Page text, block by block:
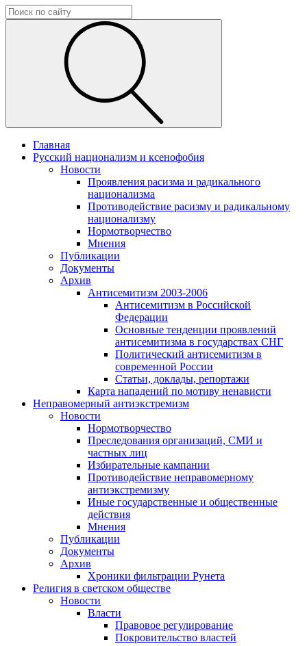
Главная
Русский национализм и ксенофобия
Новости
Проявления расизма и радикального
национализма
Противодействие расизму и радикальному
национализму
Нормотворчество
Мнения
Публикации
Документы
Архив
Антисемитизм 2003-2006
Антисемитизм в Российской
Федерации
Основные тенденции проявлений
антисемитизма в государствах СНГ
Политический антисемитизм в
современной России
Статьи, доклады, репортажи
Карта нападений по мотиву ненависти
Неправомерный антиэкстремизм
Новости
Нормотворчество
Преследования организаций, СМИ и
частных лиц
Избирательные кампании
Противодействие неправомерному
антиэкстремизму
Иные государственные и общественные
действия
Мнения
Публикации
Документы
Архив
Хроники фильтрации Рунета
Религия в светском обществе
Новости
Власти
Правовое регулирование
Покровительство властей